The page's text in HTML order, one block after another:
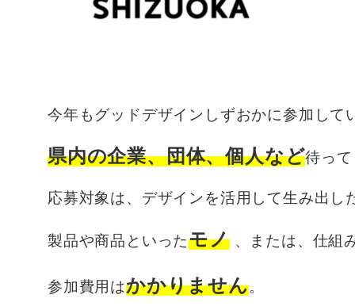
今年もグッドデザインしずおかに参加して
県内の企業、団体、個人など待っ
応募対象は、デザインを活用して生み出し
製品や商品といったモノ 、または、仕組
参加費用はかかりません。